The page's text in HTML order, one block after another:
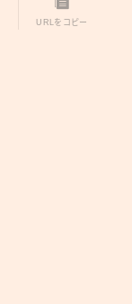
URLをコピー